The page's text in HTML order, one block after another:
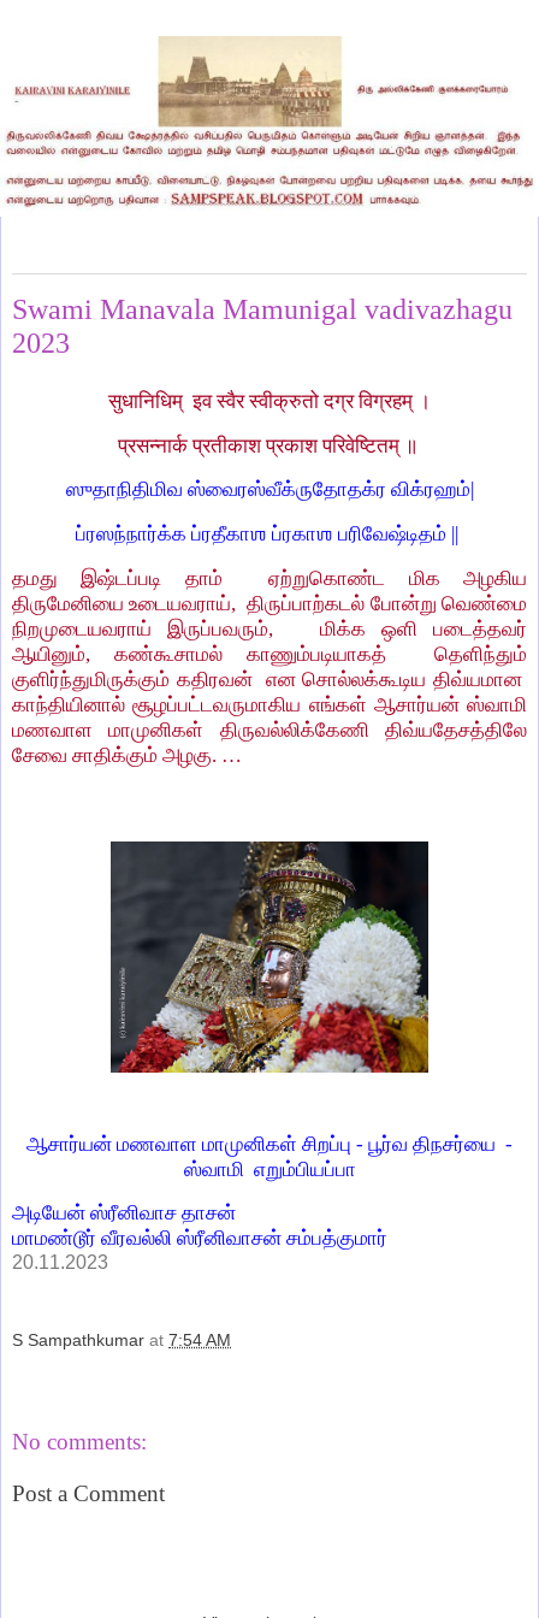
Swami Manavala Mamunigal vadivazhagu
2023
सुधानिधिम् इव स्वैर स्वीक्रुतो दग्र विग्रहम् ।
प्रसन्नार्क प्रतीकाश प्रकाश परिवेष्टितम् ॥
ஸுதாநிதிமிவ ஸ்வைரஸ்வீக்ருதோதக்ர விக்ரஹம்|
ப்ரஸந்நார்க்க ப்ரதீகாஶ ப்ரகாஶ பரிவேஷ்டிதம் ||
தமது இஷ்டப்படி தாம் ஏற்றுகொண்ட மிக அழகிய
திருமேனியை உடையவராய், திருப்பாற்கடல் போன்று வெண்மை
நிறமுடையவராய் இருப்பவரும், மிக்க ஒளி படைத்தவர்
ஆயினும், கண்கூசாமல் காணும்படியாகத் தெளிந்தும்
குளிர்ந்துமிருக்கும் கதிரவன் என சொல்லக்கூடிய திவ்யமான
காந்தியினால் சூழப்பட்டவருமாகிய எங்கள் ஆசார்யன் ஸ்வாமி
மணவாள மாமுனிகள் திருவல்லிக்கேணி திவ்யதேசத்திலே
சேவை சாதிக்கும் அழகு. …
ஆசார்யன் மணவாள மாமுனிகள் சிறப்பு - பூர்வ திநசர்யை -
ஸ்வாமி எறும்பியப்பா
அடியேன் ஸ்ரீனிவாச தாசன்
மாமண்டூர் வீரவல்லி ஸ்ரீனிவாசன் சம்பத்குமார்
20.11.2023
S Sampathkumar at 7:54 AM
No comments:
Post a Comment